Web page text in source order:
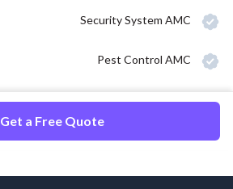
Security System AMC
Pest Control AMC
Get a Free Quote